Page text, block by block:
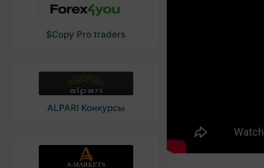
$Copy Pro traders
ALPARI Конкурсы